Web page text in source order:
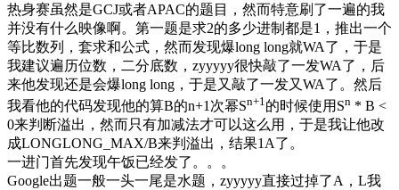
热身赛虽然是GCJ或者APAC的题目，然而特意刷了一遍的我
并没有什么映像啊。第一题是求2的多少进制都是1，推出一个
等比数列，套求和公式，然而发现爆long long就WA了，于是
我建议遍历位数，二分底数，zyyyyy很快敲了一发WA了，后
来他发现还是会爆long long，于是又敲了一发又WA了。然后
我看他的代码发现他的算B的n+1次幂Sn+1 的时候使用Sn * B <
0来判断溢出，然而只有加减法才可以这么用，于是我让他改
成LONGLONG_MAX/B来判溢出，结果1A了。
一进门首先发现午饭已经发了。。。
Google出题一般一头一尾是水题，zyyyyy直接过掉了A，L我